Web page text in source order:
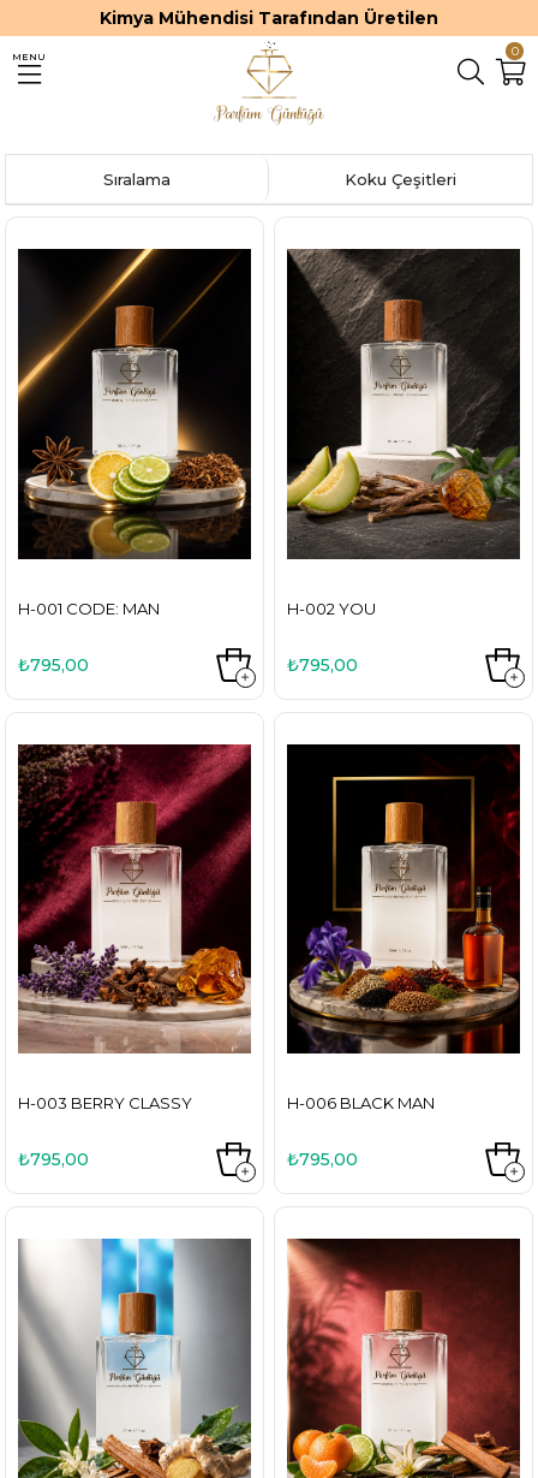
Premium ve Kalıcı Parfümler
0
MENU
Koku Çeşitleri
Sıralama
H-001 CODE: MAN
₺795,00
H-002 YOU
₺795,00
H-003 BERRY CLASSY
₺795,00
H-006 BLACK MAN
₺795,00